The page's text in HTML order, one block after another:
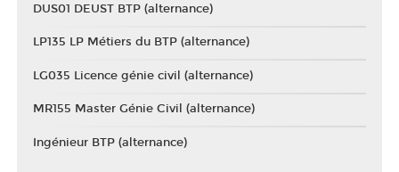
DUS01 DEUST BTP (alternance)
LP135 LP Métiers du BTP (alternance)
LG035 Licence génie civil (alternance)
MR155 Master Génie Civil (alternance)
Ingénieur BTP (alternance)